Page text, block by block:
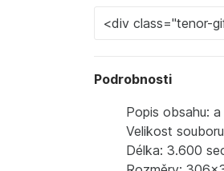
Podrobnosti
Popis obsahu:
Velikost
Délka: 3.600